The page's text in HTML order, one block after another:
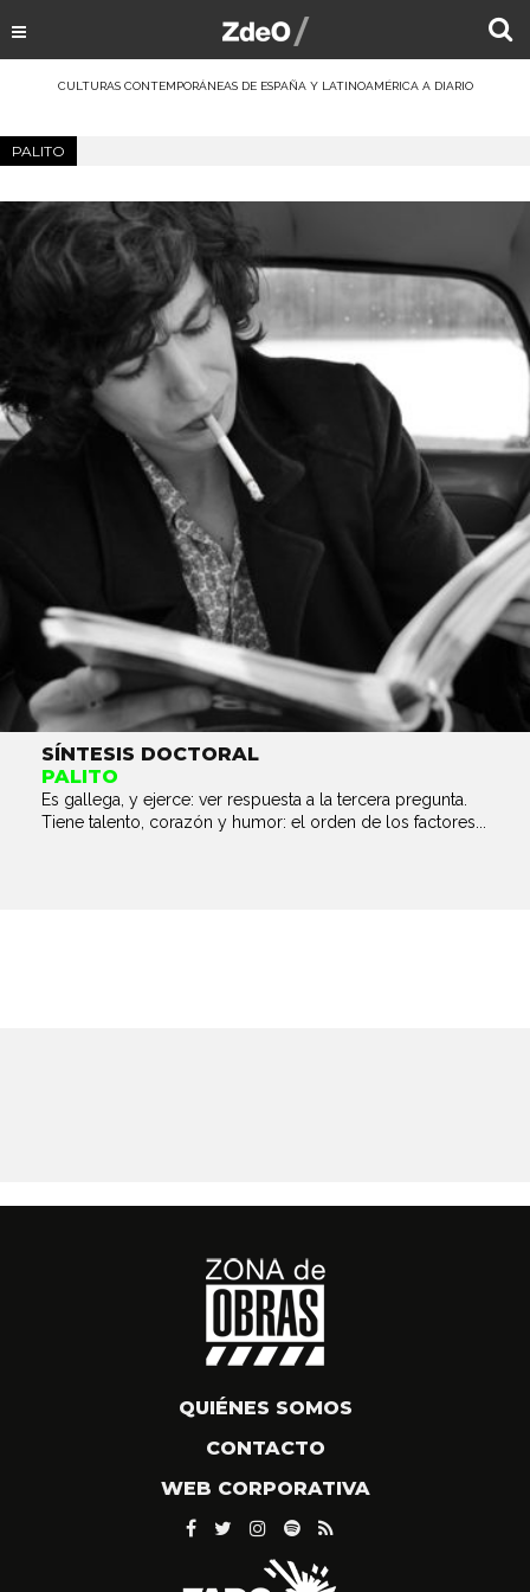
CULTURAS CONTEMPORÁNEAS DE ESPAÑA Y LATINOAMÉRICA A DIARIO
PALITO
SÍNTESIS DOCTORAL
PALITO
Es gallega, y ejerce: ver respuesta a la tercera pregunta.
Tiene talento, corazón y humor: el orden de los factores...
QUIÉNES SOMOS
CONTACTO
WEB CORPORATIVA